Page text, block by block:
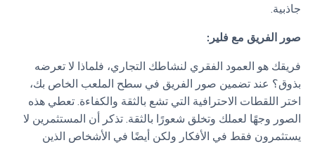
جاذبية.
صور الفريق مع فلير:
فريقك هو العمود الفقري لنشاطك التجاري، فلماذا لا تعرضه
بذوق؟ عند تضمين صور الفريق في سطح الملعب الخاص بك،
اختر اللقطات الاحترافية التي تشع بالثقة والكفاءة. تعطي هذه
الصور وجهًا لعملك وتخلق شعورًا بالثقة. تذكر أن المستثمرين لا
يستثمرون فقط في الأفكار ولكن أيضًا في الأشخاص الذين